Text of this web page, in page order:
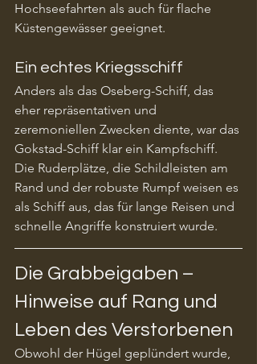
Hochseefahrten als auch für flache
Küstengewässer geeignet.
Ein echtes Kriegsschiff
Anders als das Oseberg-Schiff, das
eher repräsentativen und
zeremoniellen Zwecken diente, war das
Gokstad-Schiff klar ein Kampfschiff.
Die Ruderplätze, die Schildleisten am
Rand und der robuste Rumpf weisen es
als Schiff aus, das für lange Reisen und
schnelle Angriffe konstruiert wurde.
Die Grabbeigaben –
Hinweise auf Rang und
Leben des Verstorbenen
Obwohl der Hügel geplündert wurde,